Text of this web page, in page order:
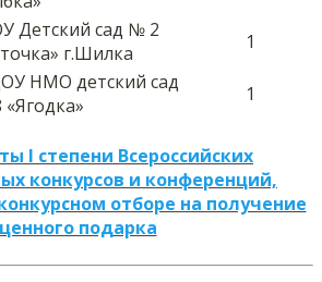
Детский сад № 2
г.Шилка
1
НМО детский сад
1
I степени Всероссийских
конкурсов и конференций,
отборе на получение
ценного подарка